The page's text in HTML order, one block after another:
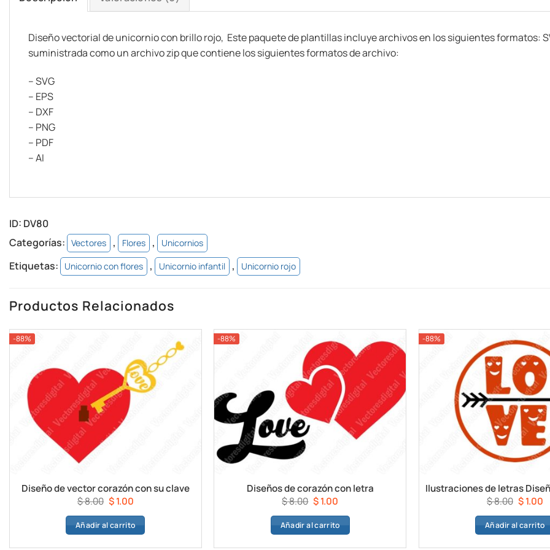
Diseño vectorial de unicornio con brillo rojo, Este paquete de plantillas incluye archivos en los siguientes formatos:
suministrada como un archivo zip que contiene los siguientes formatos de archivo:
– SVG
– EPS
– DXF
– PNG
– PDF
– AI
ID: DV80
Categorías: Vectores , Flores , Unicornios
Etiquetas: Unicornio con flores , Unicornio infantil , Unicornio rojo
Productos Relacionados
-88%
Diseño de vector corazón con su clave
$8.00 El
precio
original
$1.00El
precio
actual
Añadir al carrito
-88%
Diseños de corazón con letra
$8.00 El
precio
original
$1.00
precio
actual
Añadir al carrito
-88%
$8.00 El
precio
original
$1.00El
Añadir al carrito